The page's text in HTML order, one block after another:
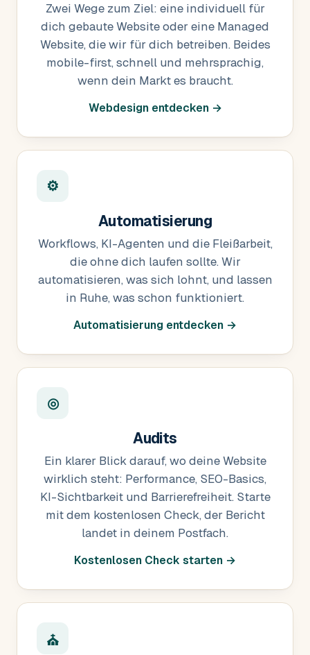
Zwei Wege zum Ziel: eine individuell für
dich gebaute Website oder eine Managed
Website, die wir für dich betreiben. Beides
mobile-first, schnell und mehrsprachig,
wenn dein Markt es braucht.
Webdesign entdecken →
⚙
Automatisierung
Workflows, KI-Agenten und die Fleißarbeit,
die ohne dich laufen sollte. Wir
automatisieren, was sich lohnt, und lassen
in Ruhe, was schon funktioniert.
Automatisierung entdecken →
◎
Audits
Ein klarer Blick darauf, wo deine Website
wirklich steht: Performance, SEO-Basics,
KI-Sichtbarkeit und Barrierefreiheit. Starte
mit dem kostenlosen Check, der Bericht
landet in deinem Postfach.
Kostenlosen Check starten →
⛪